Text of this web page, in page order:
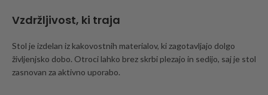
Vzdržljivost, ki traja
Stol je izdelan iz kakovostnih materialov, ki zagotavljajo dolgo
življenjsko dobo. Otroci lahko brez skrbi plezajo in sedijo, saj je stol
zasnovan za aktivno uporabo.